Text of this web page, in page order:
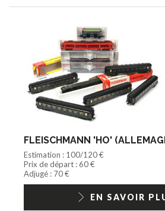
FLEISCHMANN 'HO'
Estimation : 100/120 €
Prix de départ : 60 €
Adjugé : 70 €
EN SAVOIR